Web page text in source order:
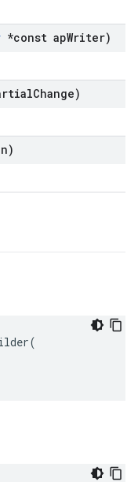
*const apWriter)
Change)